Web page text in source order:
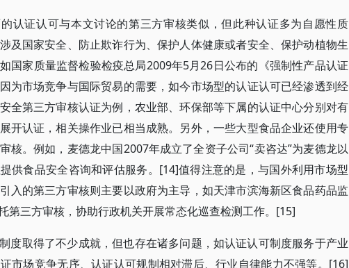
认证认可与本文讨论的第三方审核类似，但此种认证多为自愿性质
及国家安全、防止欺诈行为、保护人体健康或者安全、保护动植物生
国家质量监督检验检疫总局2009年5月26日公布的《强制性产品认证
为市场竞争与国际贸易的需要，如今市场型的认证认可已经渗透到经
全第三方审核认证为例，农业部、环保部等下属的认证中心分别对有
开认证，相关操作业已相当成熟。另外，一些大型食品企业还使用专
核。例如，麦德龙中国2007年成立了全资子公司“卖咨达”为麦德龙以
供食品安全咨询和评估服务。[14]值得注意的是，与国外利用市场型
入的第三方审核则主要以政府为主导，如天津市滨海新区食品药品监
第三方审核，协助行政机关开展常态化巡查检测工作。[15]
度取得了不少成就，但也存在诸多问题，如认证认可制度服务于产业
市场竞争无序、认证认可规制相对滞后、行业自律能力不强等。[16]